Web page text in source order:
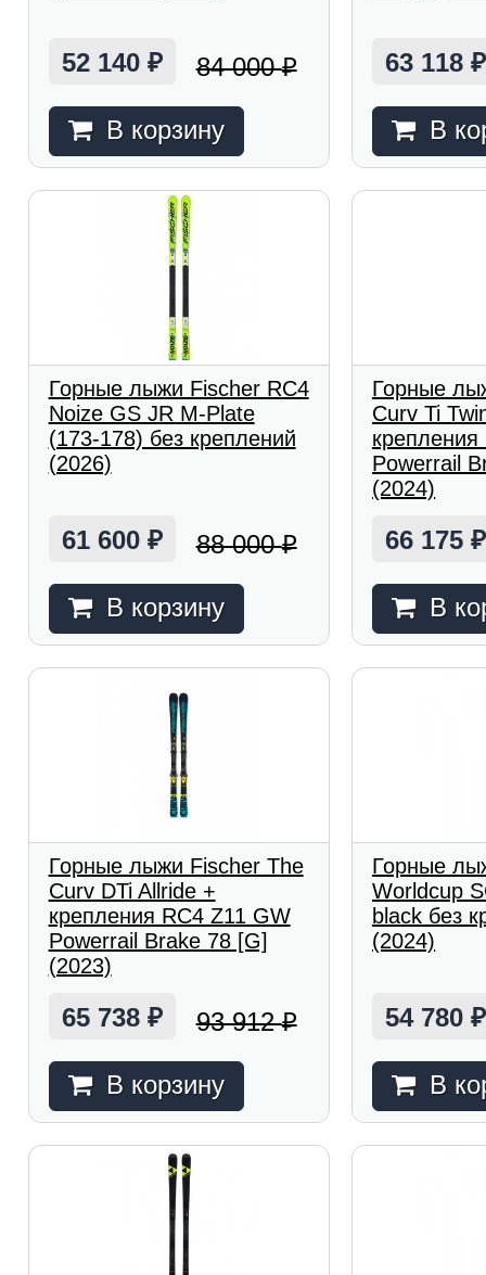
52 140 ₽ 84 000₽
В корзину
63 118₽
В
Горные лыжи Fischer RC4
Noize GS JR M-Plate
(173-178) без креплений
(2026)
61 600 ₽ 88 000₽
В корзину
Горные
Curv Ti
Powerrail
(2024)
66 175₽
В
Горные лыжи Fischer The
Curv DTi Allride +
крепления RC4 Z11 GW
Powerrail Brake 78 [G]
(2023)
65 738 ₽ 93 912₽
В корзину
Горные
Worldcup
black без
(2024)
54 780₽
В